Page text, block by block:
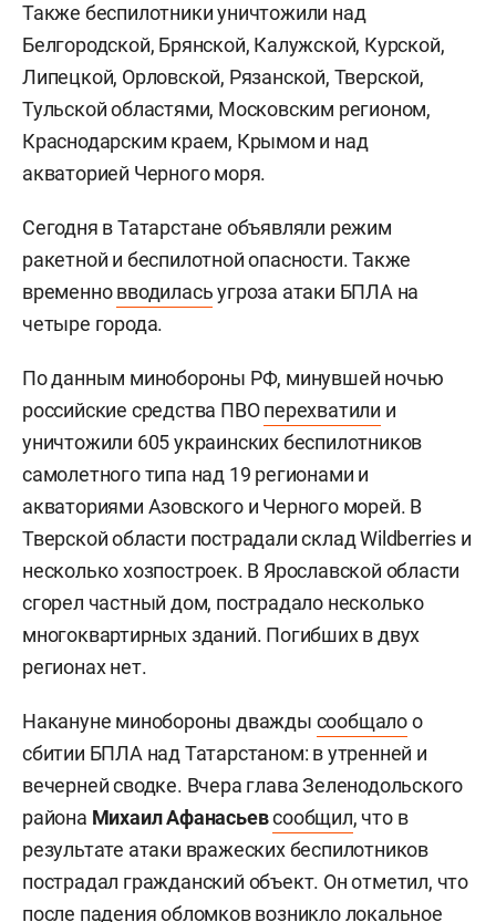
Также беспилотники уничтожили над
Белгородской, Брянской, Калужской, Курской,
Липецкой, Орловской, Рязанской, Тверской,
Тульской областями, Московским регионом,
Краснодарским краем, Крымом и над
акваторией Черного моря.
Сегодня в Татарстане объявляли режим
ракетной и беспилотной опасности. Также
временновводиласьугроза атаки БПЛА на
четыре города.
По данным минобороны РФ, минувшей ночью
российские средства ПВОперехватили и
уничтожили 605 украинских беспилотников
самолетного типа над 19 регионами и
акваториями Азовского и Черного морей. В
Тверской области пострадали склад Wildberries и
несколько хозпостроек. В Ярославской области
сгорел частный дом, пострадало несколько
многоквартирных зданий. Погибших в двух
регионах нет.
Накануне минобороны дважды сообщалоо
сбитии БПЛА над Татарстаном: в утренней и
вечерней сводке. Вчера глава Зеленодольского
района Михаил Афанасьевсообщил, что в
результате атаки вражеских беспилотников
пострадал гражданский объект. Он отметил, что
после падения обломков возникло локальное